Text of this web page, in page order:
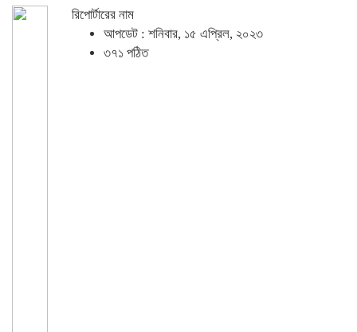
রিপোর্টারের নাম
আপডেট : শনিবার, ১৫ এপ্রিল, ২০২৩
৩৭১ পঠিত